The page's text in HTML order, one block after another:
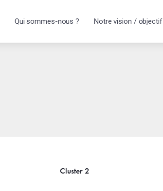
Qui sommes-nous ? Notre vision / objectif
Cluster 2